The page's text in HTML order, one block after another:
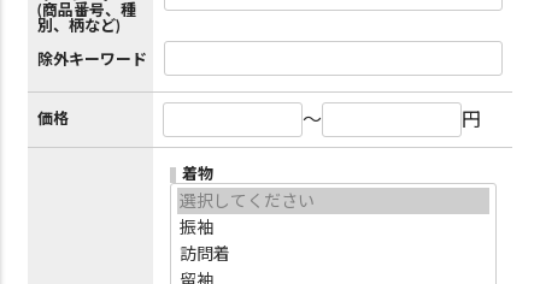
(商品番号、種
別、柄など)
除外キーワード
価格 ～ 円
着物